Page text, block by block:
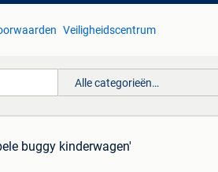
Veiligheidscentrum
Alle categorieën…
buggy kinderwagen'